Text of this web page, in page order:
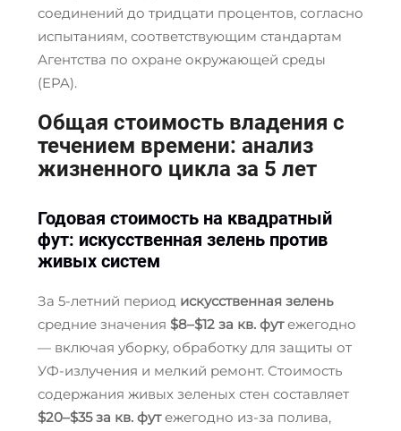
соединений до тридцати процентов, согласно
испытаниям, соответствующим стандартам
Агентства по охране окружающей среды
(EPA).
Общая стоимость владения с
течением времени: анализ
жизненного цикла за 5 лет
Годовая стоимость на квадратный
фут: искусственная зелень против
живых систем
За 5-летний период искусственная зелень
средние значения $8–$12 за кв. футежегодно
— включая уборку, обработку для защиты от
УФ-излучения и мелкий ремонт. Стоимость
содержания живых зеленых стен составляет
$20–$35 за кв. футежегодно из-за полива,